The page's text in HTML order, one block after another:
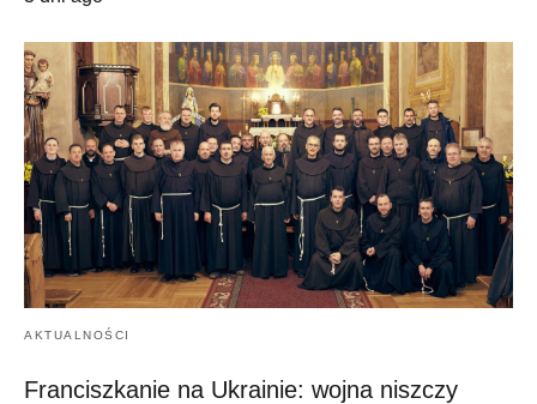
AKTUALNOŚCI
Franciszkanie na Ukrainie: wojna niszczy